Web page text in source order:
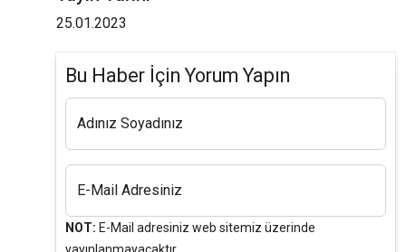
25.01.2023
Bu Haber İçin Yorum Yapın
Adınız Soyadınız
E-Mail Adresiniz
NOT: E-Mail adresiniz web sitemiz üzerinde